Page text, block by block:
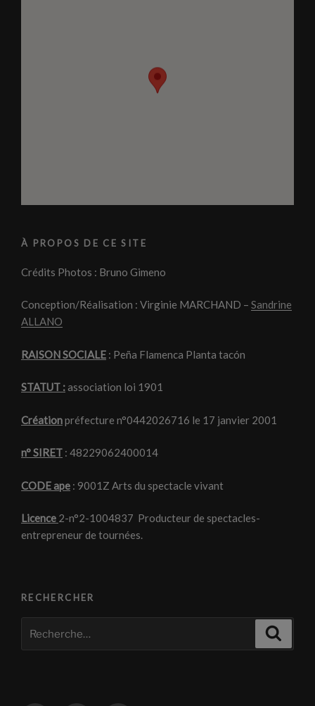
À PROPOS DE CE SITE
Crédits Photos : Bruno Gimeno
Conception/Réalisation : Virginie MARCHAND – Sandrine
ALLANO
RAISON SOCIALE : Peña Flamenca Planta tacón
STATUT :association loi 1901
Créationpréfecture n°0442026716 le 17 janvier 2001
n° SIRET : 48229062400014
CODE ape : 9001Z Arts du spectacle vivant
Licence 2-n°2-1004837 Producteur de spectacles-
entrepreneur de tournées.
RECHERCHER
pour